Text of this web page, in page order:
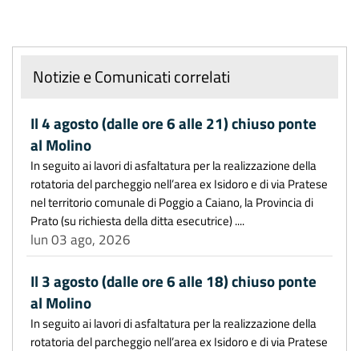
Notizie e Comunicati correlati
Il 4 agosto (dalle ore 6 alle 21) chiuso ponte
al Molino
In seguito ai lavori di asfaltatura per la realizzazione della
rotatoria del parcheggio nell’area ex Isidoro e di via Pratese
nel territorio comunale di Poggio a Caiano, la Provincia di
Prato (su richiesta della ditta esecutrice) ....
lun 03 ago, 2026
Il 3 agosto (dalle ore 6 alle 18) chiuso ponte
al Molino
In seguito ai lavori di asfaltatura per la realizzazione della
rotatoria del parcheggio nell’area ex Isidoro e di via Pratese